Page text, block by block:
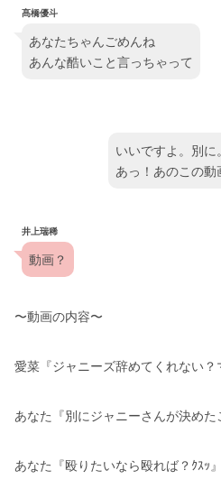
髙橋優斗
あなたちゃんごめんね
あんな酷いこと言っちゃって
いいですよ。別に。
あっ！あのこの動
井上瑞稀
動画？
〜動画の内容〜
愛菜『ジャニーズ辞めてくれない？
あなた『別にジャニーさんが決めた
あなた『殴りたいなら殴れば？ｸｽｯ』